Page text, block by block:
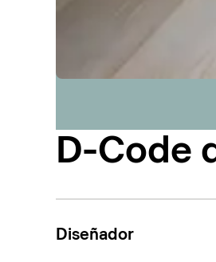
D-Code
Diseñador